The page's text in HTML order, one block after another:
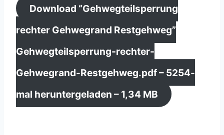
Download “Gehwegteilsperrung
rechter Gehwegrand Restgehweg”
Gehwegteilsperrung-rechter-
Gehwegrand-Restgehweg.pdf – 5254-
mal heruntergeladen – 1,34 MB